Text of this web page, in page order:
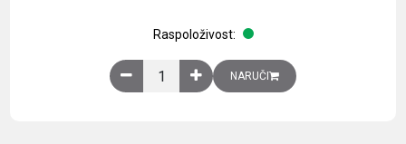
Raspoloživost:
Obična montažna ploča V1000xŠ800mm,
NARUČI